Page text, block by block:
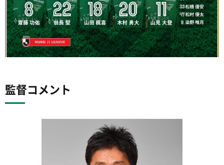
監督コメント